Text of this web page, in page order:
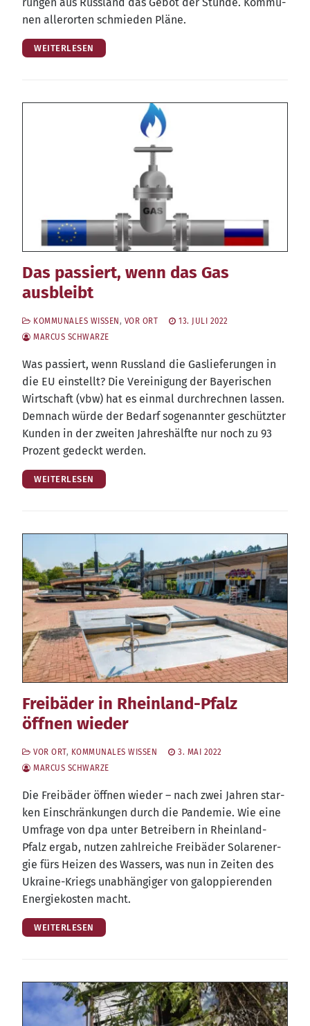
nen aller­or­ten schmie­den Pläne.
WEITERLESEN
Das passiert, wenn das Gas
ausbleibt
KOMMUNALES WISSEN, VOR ORT
13. JULI 2022
MARCUS SCHWARZE
Was pas­siert, wenn Russ­land die Gas­lie­fe­run­gen in
die EU ein­stellt? Die Ver­ei­ni­gung der Baye­ri­schen
Wirt­schaft (vbw) hat es ein­mal durch­rech­nen las­sen.
Dem­nach wür­de der Bedarf soge­nann­ter geschütz­ter
Kun­den in der zwei­ten Jah­res­hälf­te nur noch zu 93
Pro­zent gedeckt werden.
WEITERLESEN
Freibäder in Rheinland-Pfalz
öffnen wieder
VOR ORT, KOMMUNALES WISSEN
3. MAI 2022
MARCUS SCHWARZE
Die Frei­bä­der öff­nen wie­der – nach zwei Jah­ren star­
ken Ein­schrän­kun­gen durch die Pan­de­mie. Wie eine
Umfra­ge von dpa unter Betrei­bern in Rhein­land-
Pfalz ergab, nut­zen zahl­rei­che Frei­bä­der Solar­ener­
gie fürs Hei­zen des Was­sers, was nun in Zei­ten des
Ukrai­ne-Kriegs unab­hän­gi­ger von galop­pie­ren­den
Ener­gie­kos­ten macht.
WEITERLESEN